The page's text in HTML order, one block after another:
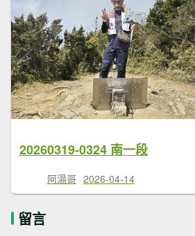
20260319-0324 南一段
阿湯哥 2026-04-14
留言